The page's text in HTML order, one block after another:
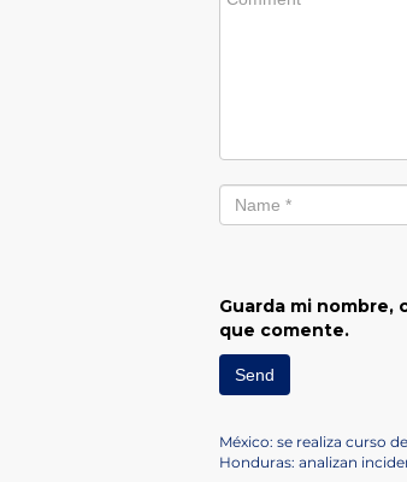
Guarda mi nombre,
que comente.
Previous
Post
México: se realiza curso
Next
Honduras: analizan